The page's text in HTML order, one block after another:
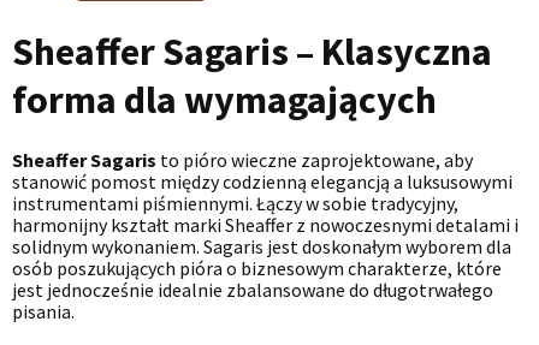
Sheaffer Sagaris – Klasyczna
forma dla wymagających
Sheaffer Sagaris to pióro wieczne zaprojektowane, aby
stanowić pomost między codzienną elegancją a luksusowymi
instrumentami piśmiennymi. Łączy w sobie tradycyjny,
harmonijny kształt marki Sheaffer z nowoczesnymi detalami i
solidnym wykonaniem. Sagaris jest doskonałym wyborem dla
osób poszukujących pióra o biznesowym charakterze, które
jest jednocześnie idealnie zbalansowane do długotrwałego
pisania.